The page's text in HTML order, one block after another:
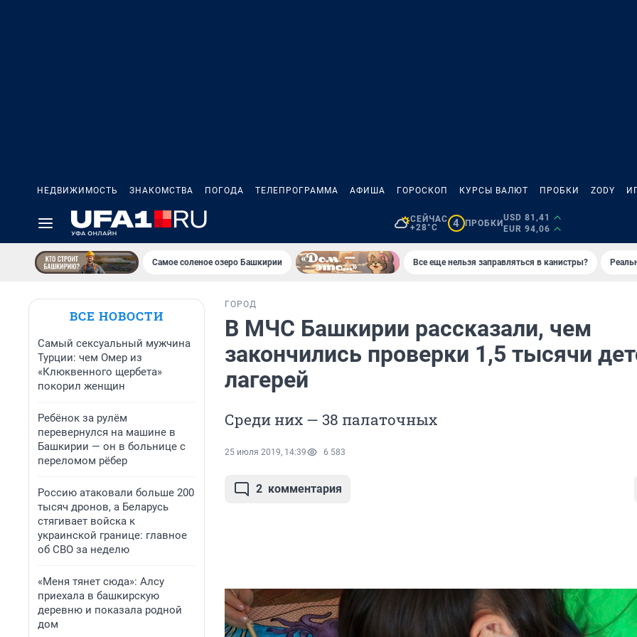
НЕДВИЖИМОСТЬ ЗНАКОМСТВА ПОГОДА ТЕЛЕПРОГРАММА АФИША ГОРОСКОП КУРСЫ ВАЛЮТ ПРОБКИ ZODY
СЕЙЧАС
+28°C
4 ПРОБКИ
USD 81,41
EUR 94,06
Самое соленое озеро Башкирии Все еще нельзя заправляться в канистры?
ВСЕ НОВОСТИ
Самый сексуальный мужчина
Турции: чем Омер из
«Клюквенного щербета»
покорил женщин
Ребёнок за рулём
перевернулся на машине в
Башкирии — он в больнице с
переломом рёбер
Россию атаковали больше 200
тысяч дронов, а Беларусь
стягивает войска к
украинской границе: главное
об СВО за неделю
«Меня тянет сюда»: Алсу
приехала в башкирскую
деревню и показала родной
дом
ГОРОД
В МЧС Башкирии рассказали, чем
закончились проверки 1,5 тысячи
лагерей
Среди них — 38 палаточных
25 июля 2019, 14:39 6 583
2 комментария